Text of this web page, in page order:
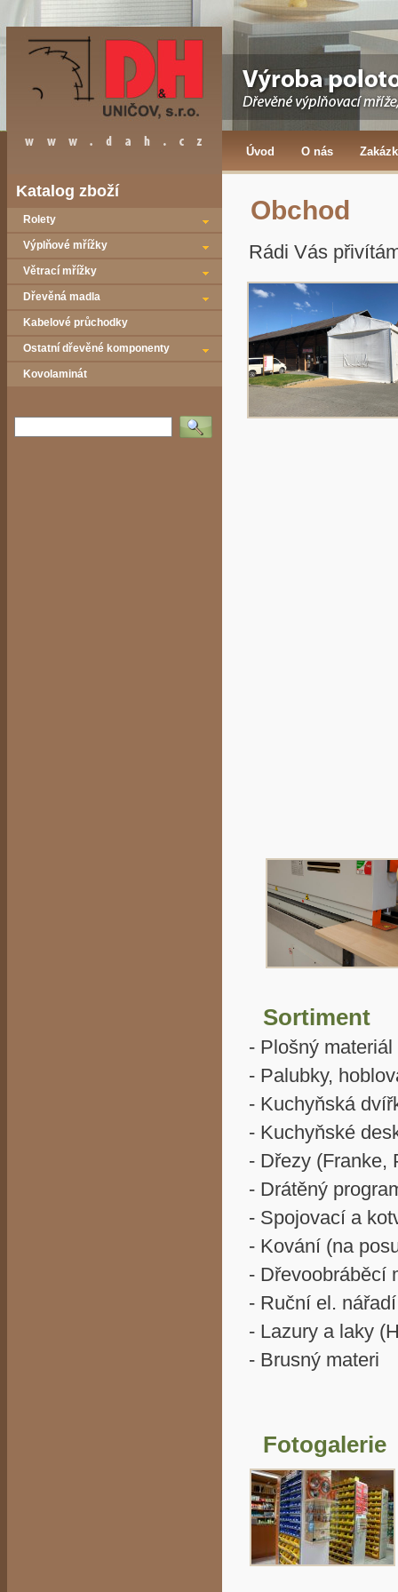
Úvod O nás
Katalog zboží
Rolety
Výplňové mřížky
Větrací mřížky
Dřevěná madla
Kabelové průchodky
Ostatní dřevěné komponenty
Kovolaminát
Vyhledat
Obchod
Rádi Vás
Sortiment
- Plošný
- Palubky,
- Kuchyňská
- Kuchyňské
- Dřezy (Franke,
- Drátěný
- Spojovací a
- Kování (na
- Dřevoobráběcí
- Ruční el.
- Lazury a laky
- Brusný materi
Fotogalerie